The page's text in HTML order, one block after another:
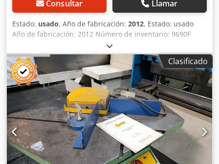
Consultar Llamar
Estado: usado, Año de fabricación: 2012, Estado: usado
Año de fabricación: 2012 Número de inventario: 9690F
Plazo de entrega: inmediato, venta previa reservada País
de origen: China Precio: 690 € En stock: 1 Longitud de la
cuchilla: 100 mm Espesor de chapa (420 N/mm²): 3 mm
Ángulo: 90 ° Dkjdpfxsynm Dds Afaer Peso: 90 kg Topes
ajustables a ambos lados Protección para los dedos
Clasificado